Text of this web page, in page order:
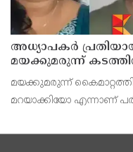
അധ്യാപകര്‍
മയക്കുമരുന്ന്
ഉപയോഗിച്ചോ എന്ന്
മയക്കുമരുന്ന്
മറയാക്കിയോ എന്നാണ്